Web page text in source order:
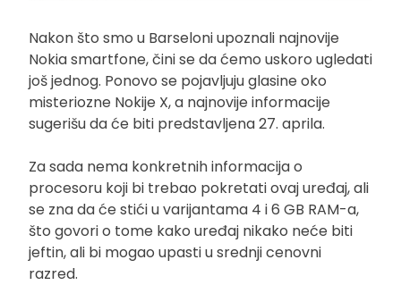
Nakon što smo u Barseloni upoznali najnovije
Nokia smartfone, čini se da ćemo uskoro ugledati
još jednog. Ponovo se pojavljuju glasine oko
misteriozne Nokije X, a najnovije informacije
sugerišu da će biti predstavljena 27. aprila.
Za sada nema konkretnih informacija o
procesoru koji bi trebao pokretati ovaj uređaj, ali
se zna da će stići u varijantama 4 i 6 GB RAM-a,
što govori o tome kako uređaj nikako neće biti
jeftin, ali bi mogao upasti u srednji cenovni
razred.